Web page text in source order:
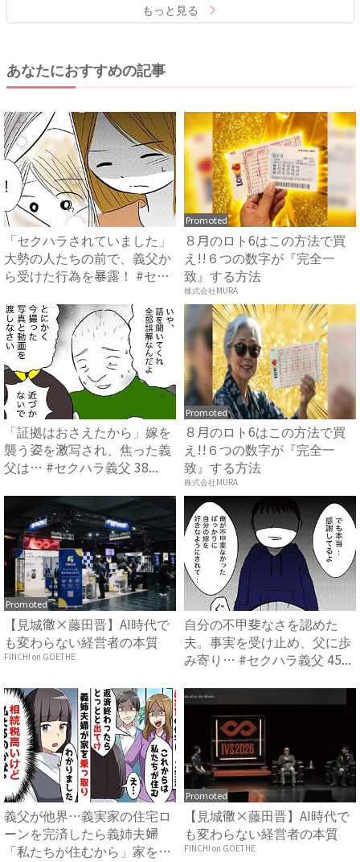
もっと見る
あなたにおすすめの記事
「セクハラされていました」
大勢の人たちの前で、義父か
ら受けた行為を暴露！ #セ
Promoted
８月のロト6はこの方法で買
え!!６つの数字が『完全一
致』する方法
株式会社MURA
「証拠はおさえたから」嫁を
襲う姿を激写され、焦った義
父は… #セクハラ義父 38...
Promoted
８月のロト6はこの方法で買
え!!６つの数字が『完全一
致』する方法
株式会社MURA
Promoted
【見城徹×藤田晋】AI時代で
も変わらない経営者の本質
FINCHI on GOETHE
自分の不甲斐なさを認めた
夫。事実を受け止め、父に歩
み寄り… #セクハラ義父 45...
義父が他界…義実家の住宅ロ
ーンを完済したら義姉夫婦
「私たちが住むから」家を乗
Promoted
【見城徹×藤田晋】AI時代で
も変わらない経営者の本質
FINCHI on GOETHE